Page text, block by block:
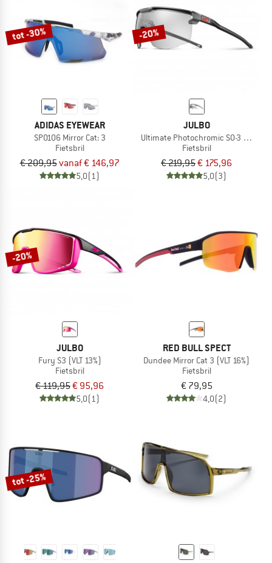
tot -30%
ADIDAS EYEWEAR
SP0106 Mirror Cat: 3
Fietsbril
€ 209,95vanaf € 146,97
5,0(1)
-20%
JULBO
Ultimate Photochromic S0-3 (VLT 8-
Fietsbril
€ 219,95€ 175,96
5,0(3)
-20%
JULBO
Fury S3 (VLT 13%)
Fietsbril
€ 119,95€ 95,96
5,0(1)
RED BULL SPECT
Dundee Mirror Cat 3 (VLT 16%)
Fietsbril
€ 79,95
4,0(2)
tot -25%